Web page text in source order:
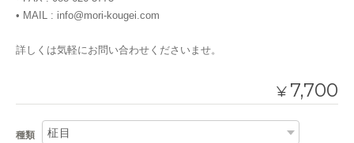
• MAIL : info@mori-kougei.com
詳しくは気軽にお問い合わせくださいませ。
¥ 7,700
種類